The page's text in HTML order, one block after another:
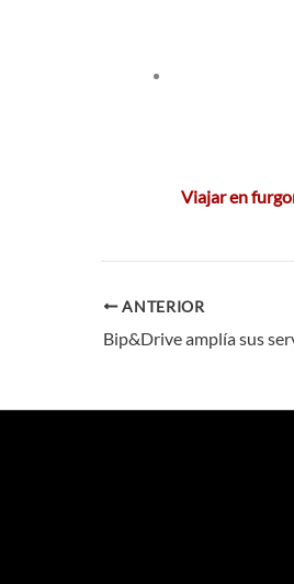
Viajar en
ANTERIOR